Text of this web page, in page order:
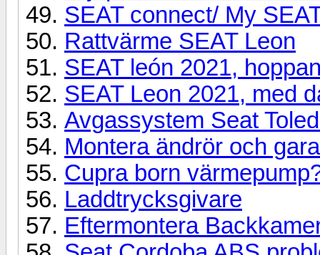
SEAT connect/ My
Rattvärme SEAT Leon
SEAT león 2021,
SEAT Leon 2021, med
Avgassystem Seat
Montera ändrör och
Cupra born
Laddtrycksgivare
Eftermontera